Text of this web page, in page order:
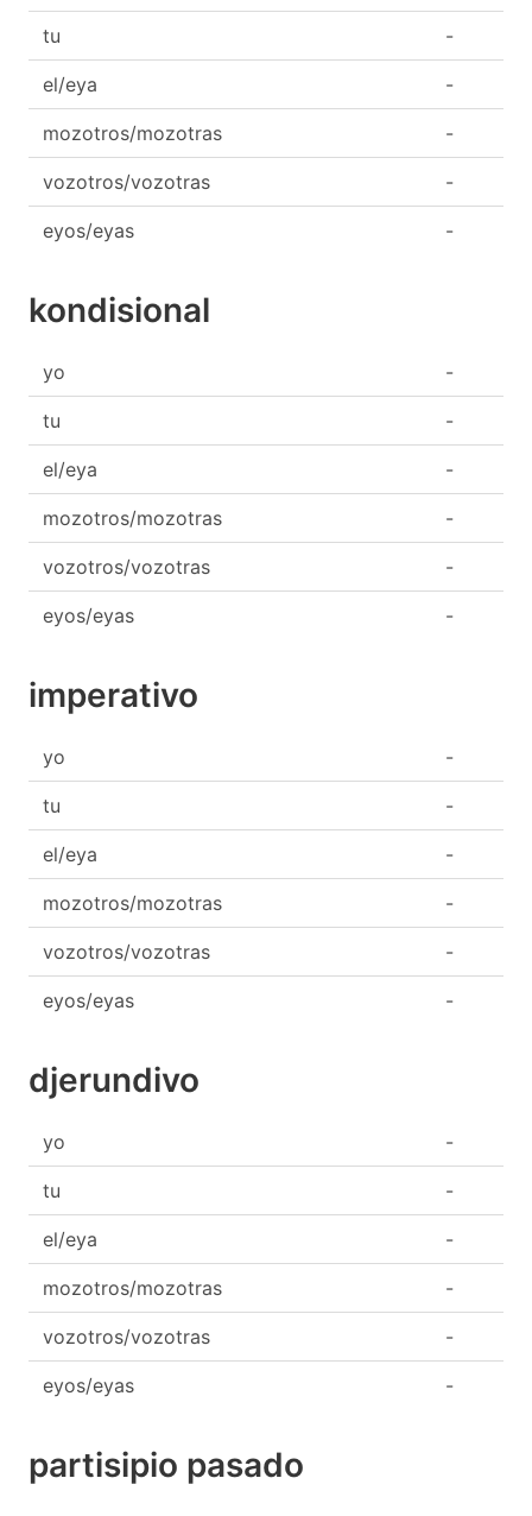
tu -
el/eya -
mozotros/mozotras -
vozotros/vozotras -
eyos/eyas -
kondisional
yo -
tu -
el/eya -
mozotros/mozotras -
vozotros/vozotras -
eyos/eyas -
imperativo
yo -
tu -
el/eya -
mozotros/mozotras -
vozotros/vozotras -
eyos/eyas -
djerundivo
yo -
tu -
el/eya -
mozotros/mozotras -
vozotros/vozotras -
eyos/eyas -
partisipio pasado